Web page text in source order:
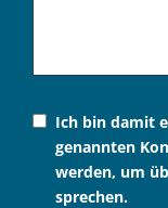
Ich bin damit
genannten
werden, um
sprechen.